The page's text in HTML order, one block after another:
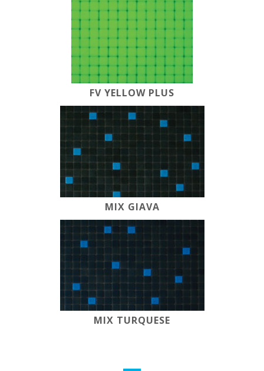
FV YELLOW PLUS
MIX GIAVA
MIX TURQUESE